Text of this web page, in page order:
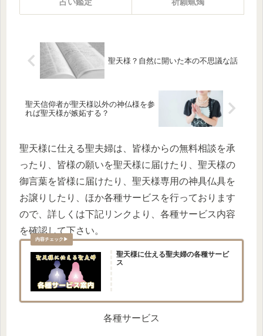
聖天様？自然に開いた本の不思議な話
聖天信仰者が聖天様以外の神仏様を参
れば聖天様が嫉妬する？
聖天様に仕える聖夫婦は、皆様からの無料相談を承
ったり、皆様の願いを聖天様に届けたり、聖天様の
御言葉を皆様に届けたり、聖天様専用の神具仏具を
お譲りしたり、ほか各種サービスを行っております
ので、詳しくは下記リンクより、各種サービス内容
を確認して下さい。
聖天様に仕える聖夫婦の各種サービ
ス
各種サービス